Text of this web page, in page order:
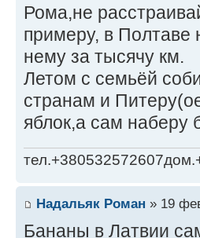
Рома,не
примеру, в Полтаве
нему за тысячу км.
Летом с семьёй
странам и
яблок,а сам наберу
Надальяк Роман » 19
Бананы в Латвии